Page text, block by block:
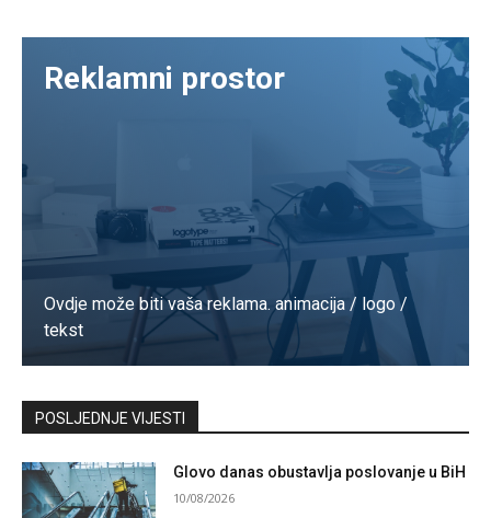
Reklamni prostor
Ovdje može biti vaša reklama. animacija / logo /
tekst
Kontaktirajte nas
POSLJEDNJE VIJESTI
Glovo danas obustavlja poslovanje u BiH
10/08/2026